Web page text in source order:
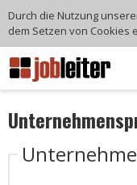
Durch die Nutzung
dem Setzen von Cookies